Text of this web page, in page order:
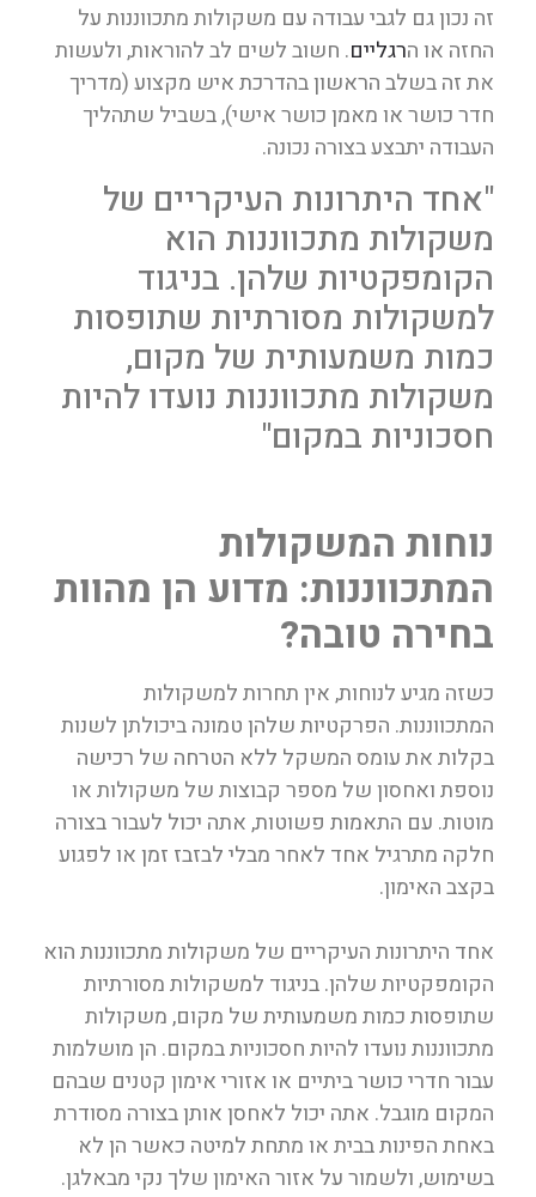
זה נכון גם לגבי עבודה עם משקולות מתכווננות על
החזה או הרגליים. חשוב לשים לב להוראות, ולעשות
את זה בשלב הראשון בהדרכת איש מקצוע (מדריך
חדר כושר או מאמן כושר אישי), בשביל שתהליך
העבודה יתבצע בצורה נכונה.
"אחד היתרונות העיקריים של
משקולות מתכווננות הוא
הקומפקטיות שלהן. בניגוד
למשקולות מסורתיות שתופסות
כמות משמעותית של מקום,
משקולות מתכווננות נועדו להיות
חסכוניות במקום"
נוחות המשקולות
המתכווננות: מדוע הן מהוות
בחירה טובה?
כשזה מגיע לנוחות, אין תחרות למשקולות
המתכווננות. הפרקטיות שלהן טמונה ביכולתן לשנות
בקלות את עומס המשקל ללא הטרחה של רכישה
נוספת ואחסון של מספר קבוצות של משקולות או
מוטות. עם התאמות פשוטות, אתה יכול לעבור בצורה
חלקה מתרגיל אחד לאחר מבלי לבזבז זמן או לפגוע
בקצב האימון.
אחד היתרונות העיקריים של משקולות מתכווננות הוא
הקומפקטיות שלהן. בניגוד למשקולות מסורתיות
שתופסות כמות משמעותית של מקום, משקולות
מתכווננות נועדו להיות חסכוניות במקום. הן מושלמות
עבור חדרי כושר ביתיים או אזורי אימון קטנים שבהם
המקום מוגבל. אתה יכול לאחסן אותן בצורה מסודרת
באחת הפינות בבית או מתחת למיטה כאשר הן לא
בשימוש, ולשמור על אזור האימון שלך נקי מבאלגן.